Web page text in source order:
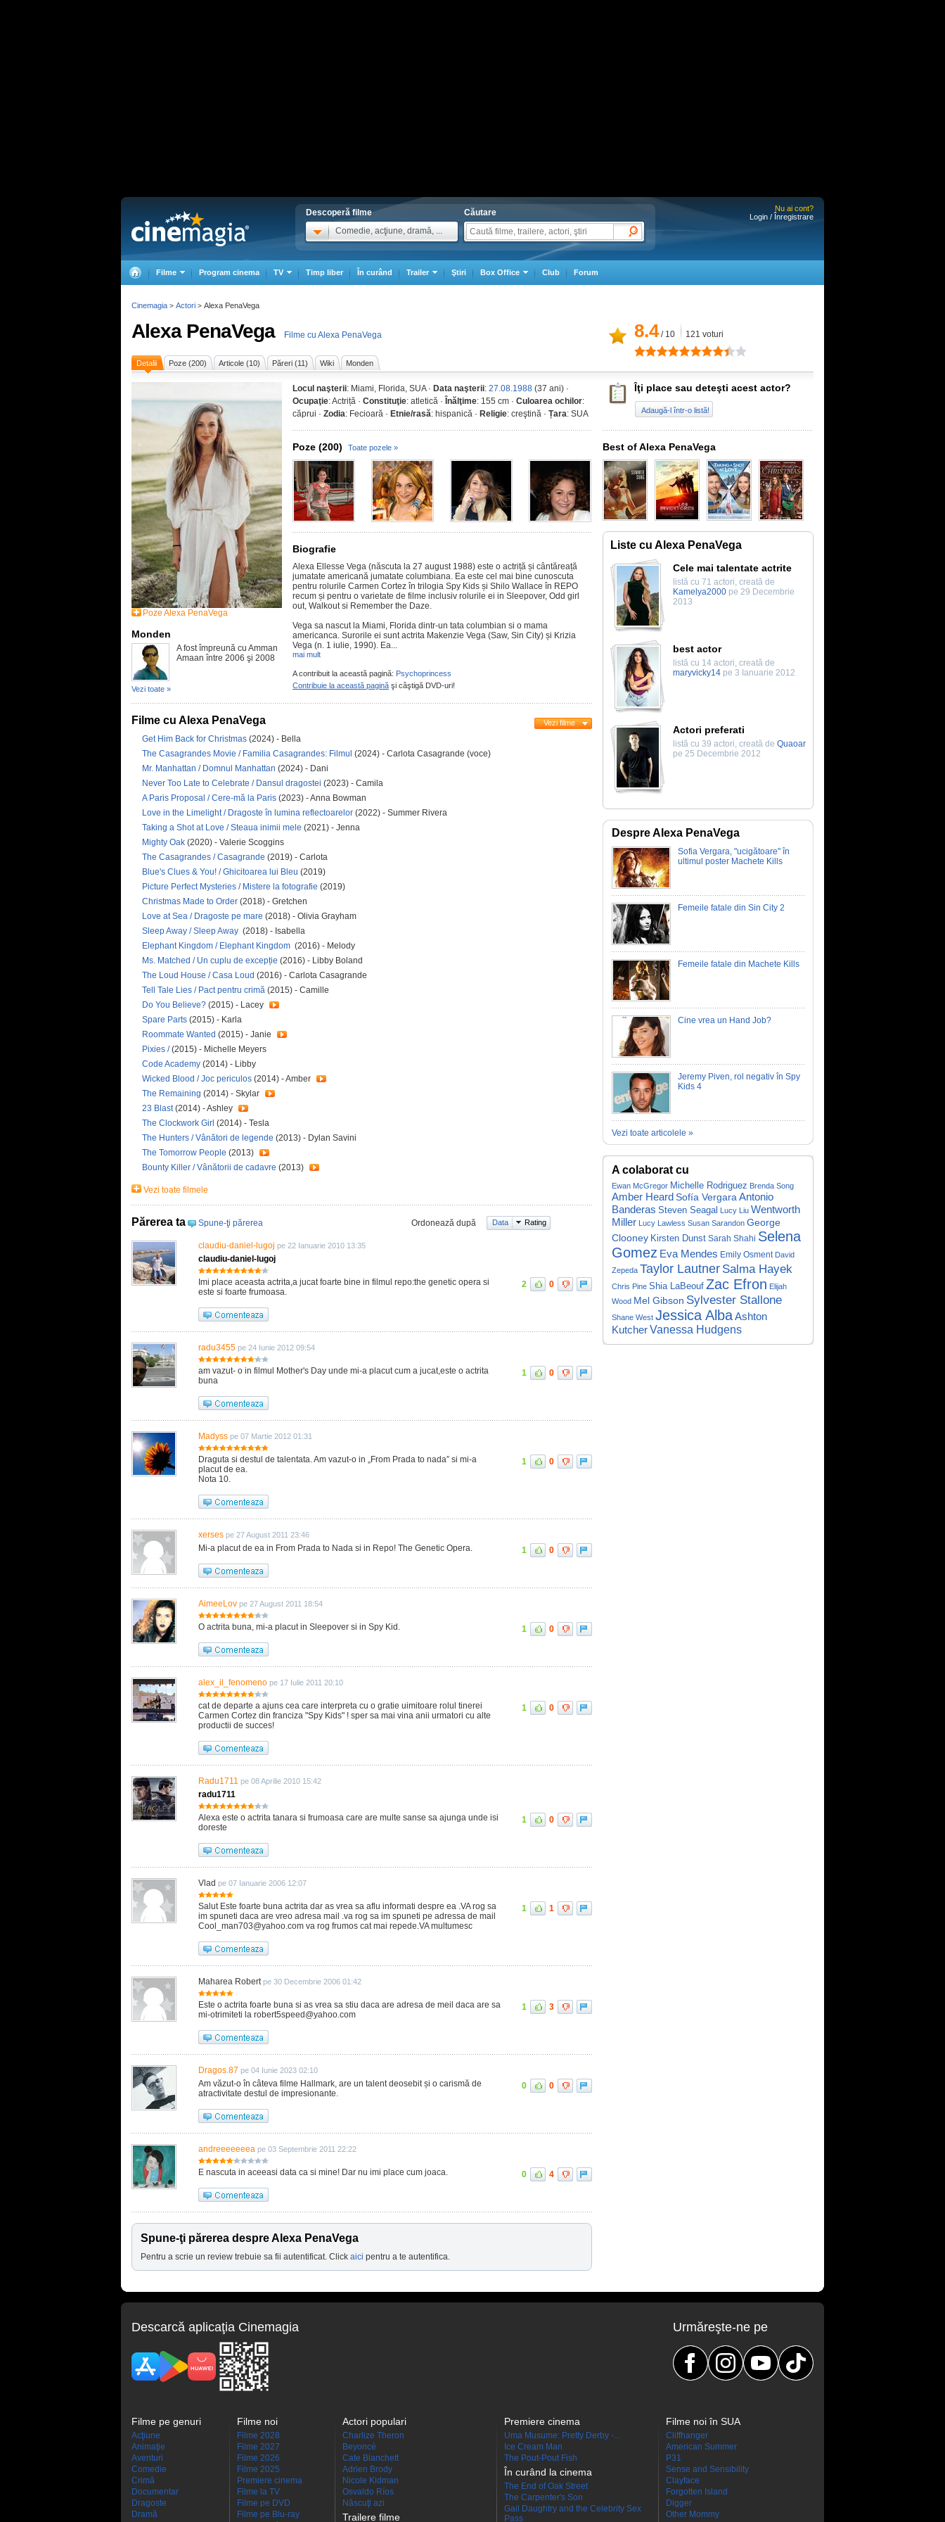
Descoperă filme
Comedie, acţiune, dramă, ...
Căutare
Nu ai cont?
Login / Înregistrare
Filme Program cinema TV Timp liber În curând Trailer Ştiri Box Office Club Forum
Alexa PenaVega Filme cu Alexa PenaVega 8.4/ 10 121 voturi
Detalii Poze (200) Articole (10) Păreri (11) Wiki Monden
Poze Alexa PenaVega
Monden
A fost împreună cu Amman
Amaan între 2006 şi 2008
Vezi toate »
Locul naşterii: Miami, Florida, SUA · Data naşterii: 27.08.1988 (37 ani) ·
Ocupaţie: Actriță · Constituţie: atletică · Înălţime: 155 cm · Culoarea ochilor:
căprui · Zodia: Fecioară · Etnie/rasă: hispanică · Religie: creştină · Țara: SUA
Poze (200) Toate pozele »
Biografie
Alexa Ellesse Vega (născuta la 27 august 1988) este o actriță și cântăreață
jumatate americană jumatate columbiana. Ea este cel mai bine cunoscuta
pentru rolurile Carmen Cortez în trilogia Spy Kids și Shilo Wallace în REPO
recum și pentru o varietate de filme inclusiv rolurile ei in Sleepover, Odd girl
out, Walkout si Remember the Daze.
Vega sa nascut la Miami, Florida dintr-un tata columbian si o mama
americanca. Surorile ei sunt actrita Makenzie Vega (Saw, Sin City) și Krizia
Vega (n. 1 iulie, 1990). Ea...
mai mult
A contribuit la această pagină: Psychoprincess
Contribuie la această pagină şi câştigă DVD-uri!
Filme cu Alexa PenaVega Vezi filme
Get Him Back for Christmas (2024) - Bella
The Casagrandes Movie / Familia Casagrandes: Filmul (2024) - Carlota Casagrande (voce)
Mr. Manhattan / Domnul Manhattan (2024) - Dani
Never Too Late to Celebrate / Dansul dragostei (2023) - Camila
A Paris Proposal / Cere-mă la Paris (2023) - Anna Bowman
Love in the Limelight / Dragoste în lumina reflectoarelor (2022) - Summer Rivera
Taking a Shot at Love / Steaua inimii mele (2021) - Jenna
Mighty Oak (2020) - Valerie Scoggins
The Casagrandes / Casagrande (2019) - Carlota
Blue's Clues & You! / Ghicitoarea lui Bleu (2019)
Picture Perfect Mysteries / Mistere la fotografie (2019)
Christmas Made to Order (2018) - Gretchen
Love at Sea / Dragoste pe mare (2018) - Olivia Grayham
Sleep Away / Sleep Away (2018) - Isabella
Elephant Kingdom / Elephant Kingdom (2016) - Melody
Ms. Matched / Un cuplu de excepție (2016) - Libby Boland
The Loud House / Casa Loud (2016) - Carlota Casagrande
Tell Tale Lies / Pact pentru crimă (2015) - Camille
Do You Believe? (2015) - Lacey
Spare Parts (2015) - Karla
Roommate Wanted (2015) - Janie
Pixies /(2015) - Michelle Meyers
Code Academy (2014) - Libby
Wicked Blood / Joc periculos (2014) - Amber
The Remaining (2014) - Skylar
23 Blast(2014) - Ashley
The Clockwork Girl (2014) - Tesla
The Hunters / Vânători de legende (2013) - Dylan Savini
The Tomorrow People (2013)
Bounty Killer / Vânătorii de cadavre (2013)
Vezi toate filmele
Părerea ta Spune-ţi părerea Ordonează după Data Rating
claudiu-daniel-lugoj pe 22 Ianuarie 2010 13:35
claudiu-daniel-lugoj
Imi place aceasta actrita,a jucat foarte bine in filmul repo:the genetic opera si
este si foarte frumoasa.
2 0
radu3455 pe 24 Iunie 2012 09:54
am vazut- o in filmul Mother's Day unde mi-a placut cum a jucat,este o actrita
buna
1 0
Madyss pe 07 Martie 2012 01:31
Draguta si destul de talentata. Am vazut-o in „From Prada to nada” si mi-a
placut de ea.
Nota 10.
1 0
xerses pe 27 August 2011 23:46
Mi-a placut de ea in From Prada to Nada si in Repo! The Genetic Opera. 1 0
AimeeLov pe 27 August 2011 18:54
O actrita buna, mi-a placut in Sleepover si in Spy Kid. 1 0
alex_il_fenomeno pe 17 Iulie 2011 20:10
cat de departe a ajuns cea care interpreta cu o gratie uimitoare rolul tinerei
Carmen Cortez din franciza "Spy Kids" ! sper sa mai vina anii urmatori cu alte
productii de succes!
1 0
Radu1711 pe 08 Aprilie 2010 15:42
radu1711
Alexa este o actrita tanara si frumoasa care are multe sanse sa ajunga unde isi
doreste
1 0
Vlad pe 07 Ianuarie 2006 12:07
Salut Este foarte buna actrita dar as vrea sa aflu informati despre ea .VA rog sa
im spuneti daca are vreo adresa mail .va rog sa im spuneti pe adressa de mail
Cool_man703@yahoo.com va rog frumos cat mai repede.VA multumesc
1 1
Maharea Robert pe 30 Decembrie 2006 01:42
Este o actrita foarte buna si as vrea sa stiu daca are adresa de meil daca are sa
mi-otrimiteti la robert5speed@yahoo.com
1 3
Dragos.87 pe 04 Iunie 2023 02:10
Am văzut-o în câteva filme Hallmark, are un talent deosebit și o carismă de
atractivitate destul de impresionante.
0 0
andreeeeeeea pe 03 Septembrie 2011 22:22
E nascuta in aceeasi data ca si mine! Dar nu imi place cum joaca. 0 4
Spune-ţi părerea despre Alexa PenaVega
Pentru a scrie un review trebuie sa fii autentificat. Click aici pentru a te autentifica.
Îţi place sau deteşti acest actor?
Adaugă-l într-o listă!
Best of Alexa PenaVega
Liste cu Alexa PenaVega
Cele mai talentate actrite
listă cu 71 actori, creată de
Kamelya2000 pe 29 Decembrie
2013
best actor
listă cu 14 actori, creată de
maryvicky14 pe 3 Ianuarie 2012
Actori preferati
listă cu 39 actori, creată de Quaoar
pe 25 Decembrie 2012
Despre Alexa PenaVega
Sofia Vergara, "ucigătoare" în
ultimul poster Machete Kills
Femeile fatale din Sin City 2
Femeile fatale din Machete Kills
Cine vrea un Hand Job?
Jeremy Piven, rol negativ în Spy
Kids 4
Vezi toate articolele »
A colaborat cu
Ewan McGregor Michelle Rodriguez Brenda Song
Amber Heard Sofía Vergara Antonio
Banderas Steven Seagal Lucy Liu Wentworth
Miller Lucy Lawless Susan Sarandon George
Clooney Kirsten Dunst Sarah Shahi Selena
Gomez Eva Mendes Emily Osment David
Zepeda Taylor Lautner Salma Hayek
Chris Pine Shia LaBeouf Zac Efron Elijah
Wood Mel Gibson Sylvester Stallone
Shane West Jessica AlbaAshton
KutcherVanessa Hudgens
Cinemagia > Actori > Alexa PenaVega
Descarcă aplicaţia Cinemagia Urmăreşte-ne pe
Filme pe genuri
Acţiune
Animaţie
Aventuri
Comedie
Crimă
Documentar
Dragoste
Dramă
Filme noi
Filme 2028
Filme 2027
Filme 2026
Filme 2025
Premiere cinema
Filme la TV
Filme pe DVD
Filme pe Blu-ray
Actori populari
Charlize Theron
Beyoncé
Cate Blanchett
Adrien Brody
Nicole Kidman
Osvaldo Ríos
Născuţi azi
Trailere filme
Premiere cinema
Uma Musume: Pretty Derby -...
Ice Cream Man
The Pout-Pout Fish
În curând la cinema
The End of Oak Street
The Carpenter's Son
Gail Daughtry and the Celebrity Sex
Pass
Filme noi în SUA
Cliffhanger
American Summer
P31
Sense and Sensibility
Clayface
Forgotten Island
Digger
Other Mommy